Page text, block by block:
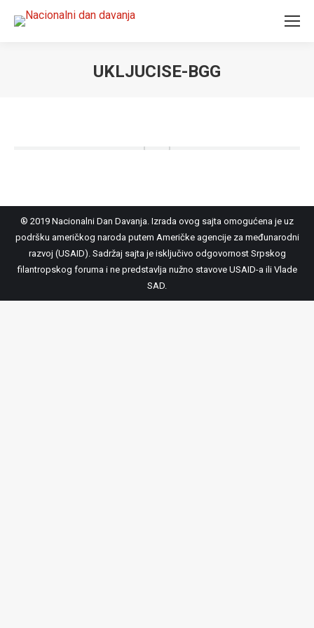
UKLJUCISE-BGG
® 2019 Nacionalni Dan Davanja. Izrada ovog sajta omogućena je uz
podršku američkog naroda putem Američke agencije za međunarodni
razvoj (USAID). Sadržaj sajta je isključivo odgovornost Srpskog
filantropskog foruma i ne predstavlja nužno stavove USAID-a ili Vlade
SAD.